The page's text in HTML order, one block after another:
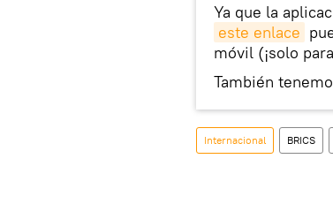
Ya que la
este enlace
móvil (¡solo
También
Internacional BRICS